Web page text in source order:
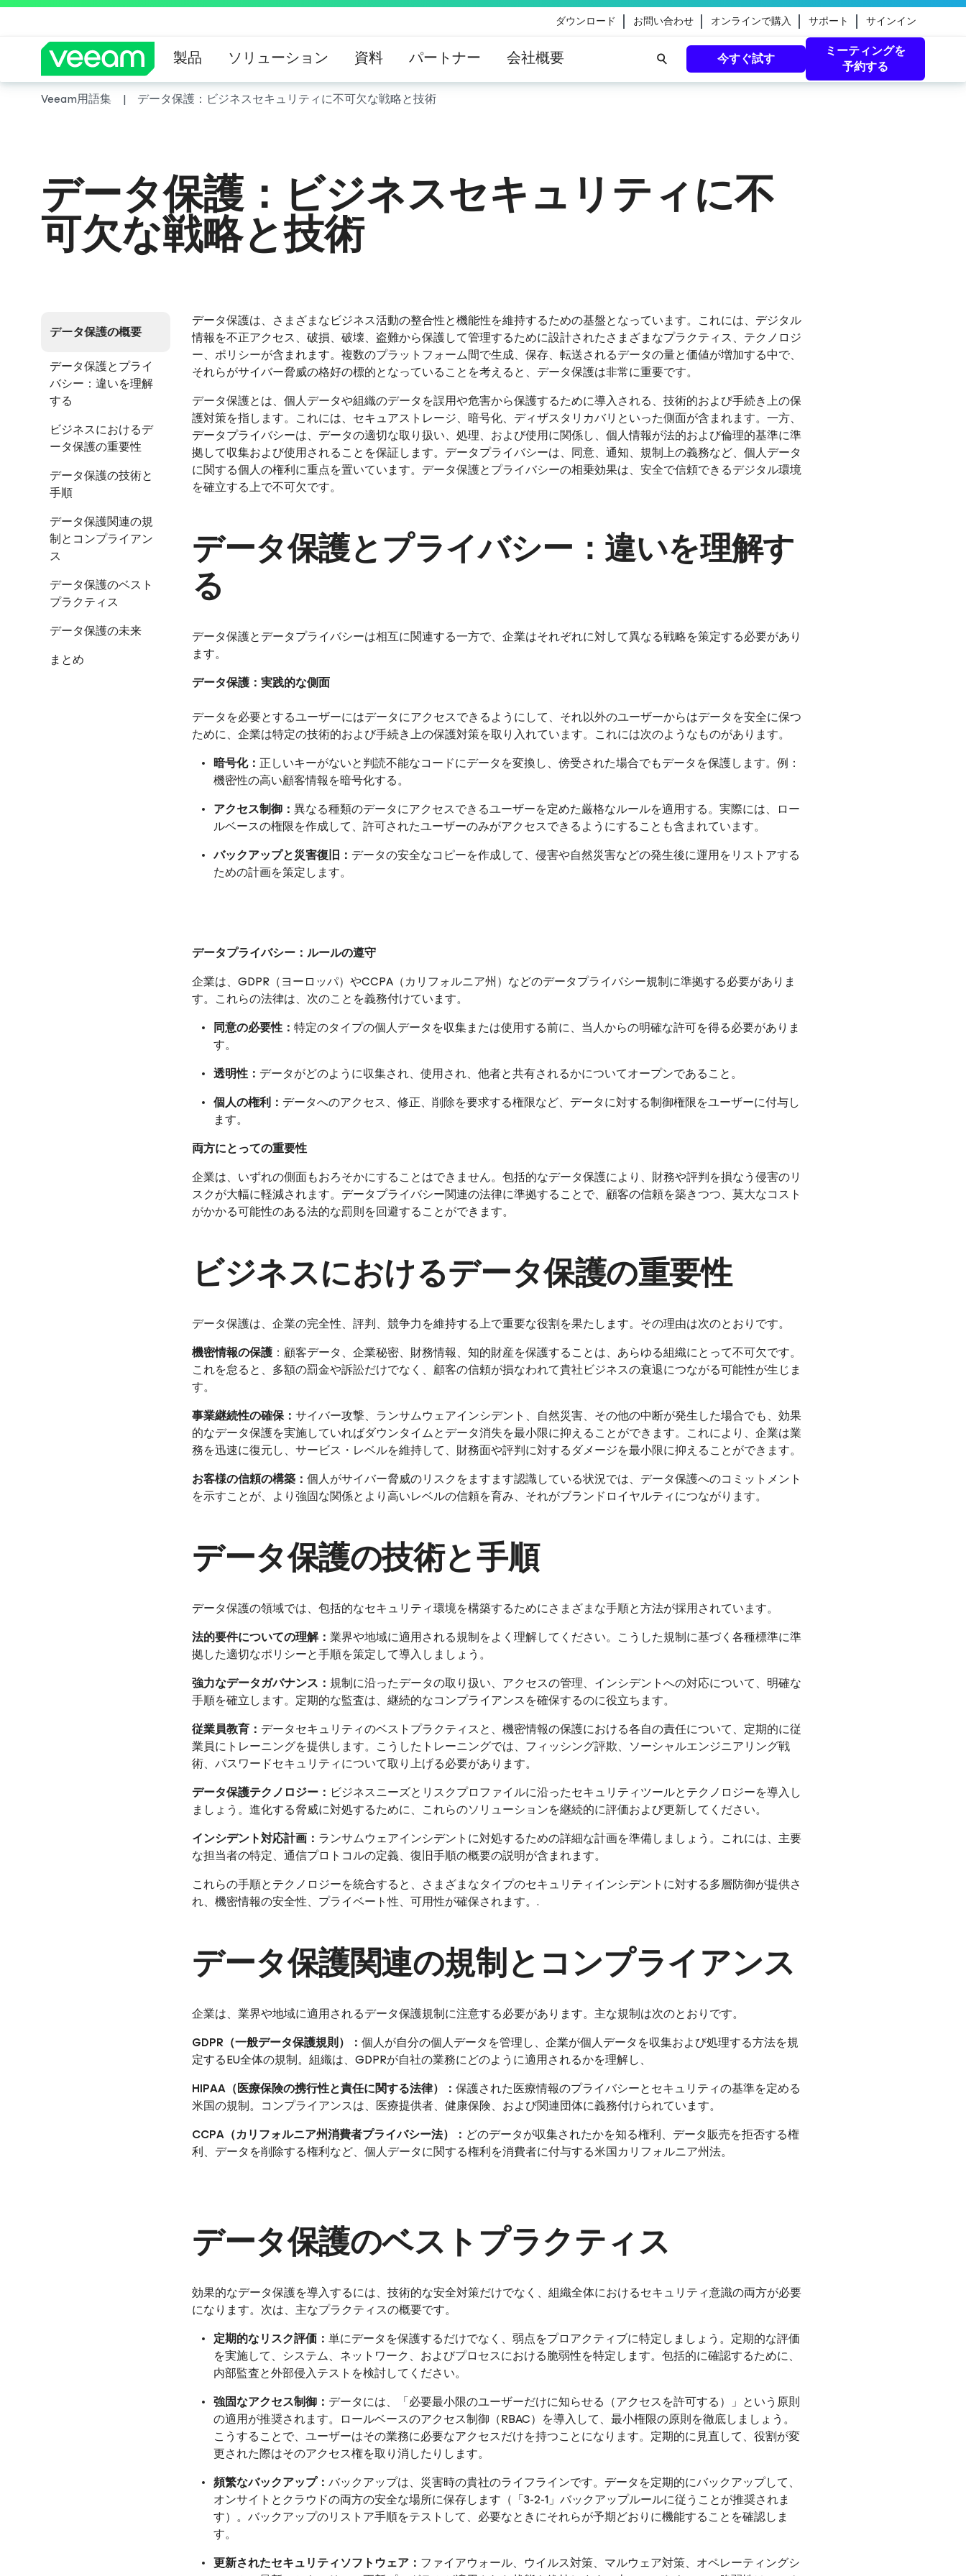
ダウンロード お問い合わせ オンラインで購入 サポート サインイン
製品 ソリューション 資料 パートナー 会社概要 今すぐ試す
ミーティングを
予約する
Veeam用語集 データ保護：ビジネスセキュリティに不可欠な戦略と技術
データ保護：ビジネスセキュリティに不
可欠な戦略と技術
データ保護の概要
データ保護とプライ
バシー：違いを理解
する
ビジネスにおけるデ
ータ保護の重要性
データ保護の技術と
手順
データ保護関連の規
制とコンプライアン
ス
データ保護のベスト
プラクティス
データ保護の未来
まとめ
データ保護は、さまざまなビジネス活動の整合性と機能性を維持するための基盤となっています。これには、デジタル
情報を不正アクセス、破損、破壊、盗難から保護して管理するために設計されたさまざまなプラクティス、テクノロジ
ー、ポリシーが含まれます。複数のプラットフォーム間で生成、保存、転送されるデータの量と価値が増加する中で、
それらがサイバー脅威の格好の標的となっていることを考えると、データ保護は非常に重要です。
データ保護とは、個人データや組織のデータを誤用や危害から保護するために導入される、技術的および手続き上の保
護対策を指します。これには、セキュアストレージ、暗号化、ディザスタリカバリといった側面が含まれます。一方、
データプライバシーは、データの適切な取り扱い、処理、および使用に関係し、個人情報が法的および倫理的基準に準
拠して収集および使用されることを保証します。データプライバシーは、同意、通知、規制上の義務など、個人データ
に関する個人の権利に重点を置いています。データ保護とプライバシーの相乗効果は、安全で信頼できるデジタル環境
を確立する上で不可欠です。
データ保護とプライバシー：違いを理解す
る
データ保護とデータプライバシーは相互に関連する一方で、企業はそれぞれに対して異なる戦略を策定する必要があり
ます。
データ保護：実践的な側面
データを必要とするユーザーにはデータにアクセスできるようにして、それ以外のユーザーからはデータを安全に保つ
ために、企業は特定の技術的および手続き上の保護対策を取り入れています。これには次のようなものがあります。
暗号化： 正しいキーがないと判読不能なコードにデータを変換し、傍受された場合でもデータを保護します。例：
機密性の高い顧客情報を暗号化する。
アクセス制御： 異なる種類のデータにアクセスできるユーザーを定めた厳格なルールを適用する。実際には、ロー
ルベースの権限を作成して、許可されたユーザーのみがアクセスできるようにすることも含まれています。
バックアップと災害復旧： データの安全なコピーを作成して、侵害や自然災害などの発生後に運用をリストアする
ための計画を策定します。
データプライバシー：ルールの遵守
企業は、GDPR（ヨーロッパ）やCCPA（カリフォルニア州）などのデータプライバシー規制に準拠する必要がありま
す。これらの法律は、次のことを義務付けています。
同意の必要性： 特定のタイプの個人データを収集または使用する前に、当人からの明確な許可を得る必要がありま
す。
透明性： データがどのように収集され、使用され、他者と共有されるかについてオープンであること。
個人の権利： データへのアクセス、修正、削除を要求する権限など、データに対する制御権限をユーザーに付与し
ます。
両方にとっての重要性
企業は、いずれの側面もおろそかにすることはできません。包括的なデータ保護により、財務や評判を損なう侵害のリ
スクが大幅に軽減されます。データプライバシー関連の法律に準拠することで、顧客の信頼を築きつつ、莫大なコスト
がかかる可能性のある法的な罰則を回避することができます。
ビジネスにおけるデータ保護の重要性
データ保護は、企業の完全性、評判、競争力を維持する上で重要な役割を果たします。その理由は次のとおりです。
機密情報の保護 ：顧客データ、企業秘密、財務情報、知的財産を保護することは、あらゆる組織にとって不可欠です。
これを怠ると、多額の罰金や訴訟だけでなく、顧客の信頼が損なわれて貴社ビジネスの衰退につながる可能性が生じま
す。
事業継続性の確保： サイバー攻撃、ランサムウェアインシデント、自然災害、その他の中断が発生した場合でも、効果
的なデータ保護を実施していればダウンタイムとデータ消失を最小限に抑えることができます。これにより、企業は業
務を迅速に復元し、サービス・レベルを維持して、財務面や評判に対するダメージを最小限に抑えることができます。
お客様の信頼の構築： 個人がサイバー脅威のリスクをますます認識している状況では、データ保護へのコミットメント
を示すことが、より強固な関係とより高いレベルの信頼を育み、それがブランドロイヤルティにつながります。
データ保護の技術と手順
データ保護の領域では、包括的なセキュリティ環境を構築するためにさまざまな手順と方法が採用されています。
法的要件についての理解： 業界や地域に適用される規制をよく理解してください。こうした規制に基づく各種標準に準
拠した適切なポリシーと手順を策定して導入しましょう。
強力なデータガバナンス： 規制に沿ったデータの取り扱い、アクセスの管理、インシデントへの対応について、明確な
手順を確立します。定期的な監査は、継続的なコンプライアンスを確保するのに役立ちます。
従業員教育： データセキュリティのベストプラクティスと、機密情報の保護における各自の責任について、定期的に従
業員にトレーニングを提供します。こうしたトレーニングでは、フィッシング評欺、ソーシャルエンジニアリング戦
術、パスワードセキュリティについて取り上げる必要があります。
データ保護テクノロジー： ビジネスニーズとリスクプロファイルに沿ったセキュリティツールとテクノロジーを導入し
ましょう。進化する脅威に対処するために、これらのソリューションを継続的に評価および更新してください。
インシデント対応計画： ランサムウェアインシデントに対処するための詳細な計画を準備しましょう。これには、主要
な担当者の特定、通信プロトコルの定義、復旧手順の概要の説明が含まれます。
これらの手順とテクノロジーを統合すると、さまざまなタイプのセキュリティインシデントに対する多層防御が提供さ
れ、機密情報の安全性、プライベート性、可用性が確保されます。.
データ保護関連の規制とコンプライアンス
企業は、業界や地域に適用されるデータ保護規制に注意する必要があります。主な規制は次のとおりです。
GDPR（一般データ保護規則）： 個人が自分の個人データを管理し、企業が個人データを収集および処理する方法を規
定するEU全体の規制。組織は、GDPRが自社の業務にどのように適用されるかを理解し、
HIPAA（医療保険の携行性と責任に関する法律）： 保護された医療情報のプライバシーとセキュリティの基準を定める
米国の規制。コンプライアンスは、医療提供者、健康保険、および関連団体に義務付けられています。
CCPA（カリフォルニア州消費者プライバシー法）： どのデータが収集されたかを知る権利、データ販売を拒否する権
利、データを削除する権利など、個人データに関する権利を消費者に付与する米国カリフォルニア州法。
データ保護のベストプラクティス
効果的なデータ保護を導入するには、技術的な安全対策だけでなく、組織全体におけるセキュリティ意識の両方が必要
になります。次は、主なプラクティスの概要です。
定期的なリスク評価： 単にデータを保護するだけでなく、弱点をプロアクティブに特定しましょう。定期的な評価
を実施して、システム、ネットワーク、およびプロセスにおける脆弱性を特定します。包括的に確認するために、
内部監査と外部侵入テストを検討してください。
強固なアクセス制御： データには、「必要最小限のユーザーだけに知らせる（アクセスを許可する）」という原則
の適用が推奨されます。ロールベースのアクセス制御（RBAC）を導入して、最小権限の原則を徹底しましょう。
こうすることで、ユーザーはその業務に必要なアクセスだけを持つことになります。定期的に見直して、役割が変
更された際はそのアクセス権を取り消したりします。
頻繁なバックアップ： バックアップは、災害時の貴社のライフラインです。データを定期的にバックアップして、
オンサイトとクラウドの両方の安全な場所に保存します（「3-2-1」バックアップルールに従うことが推奨されま
す）。バックアップのリストア手順をテストして、必要なときにそれらが予期どおりに機能することを確認しま
す。
更新されたセキュリティソフトウェア： ファイアウォール、ウイルス対策、マルウェア対策、オペレーティングシ